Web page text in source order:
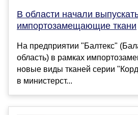
В области начали
импортозамещающие ткани
На предприятии "Балтекс"
область) в рамках
новые виды тканей серии
в министерст...